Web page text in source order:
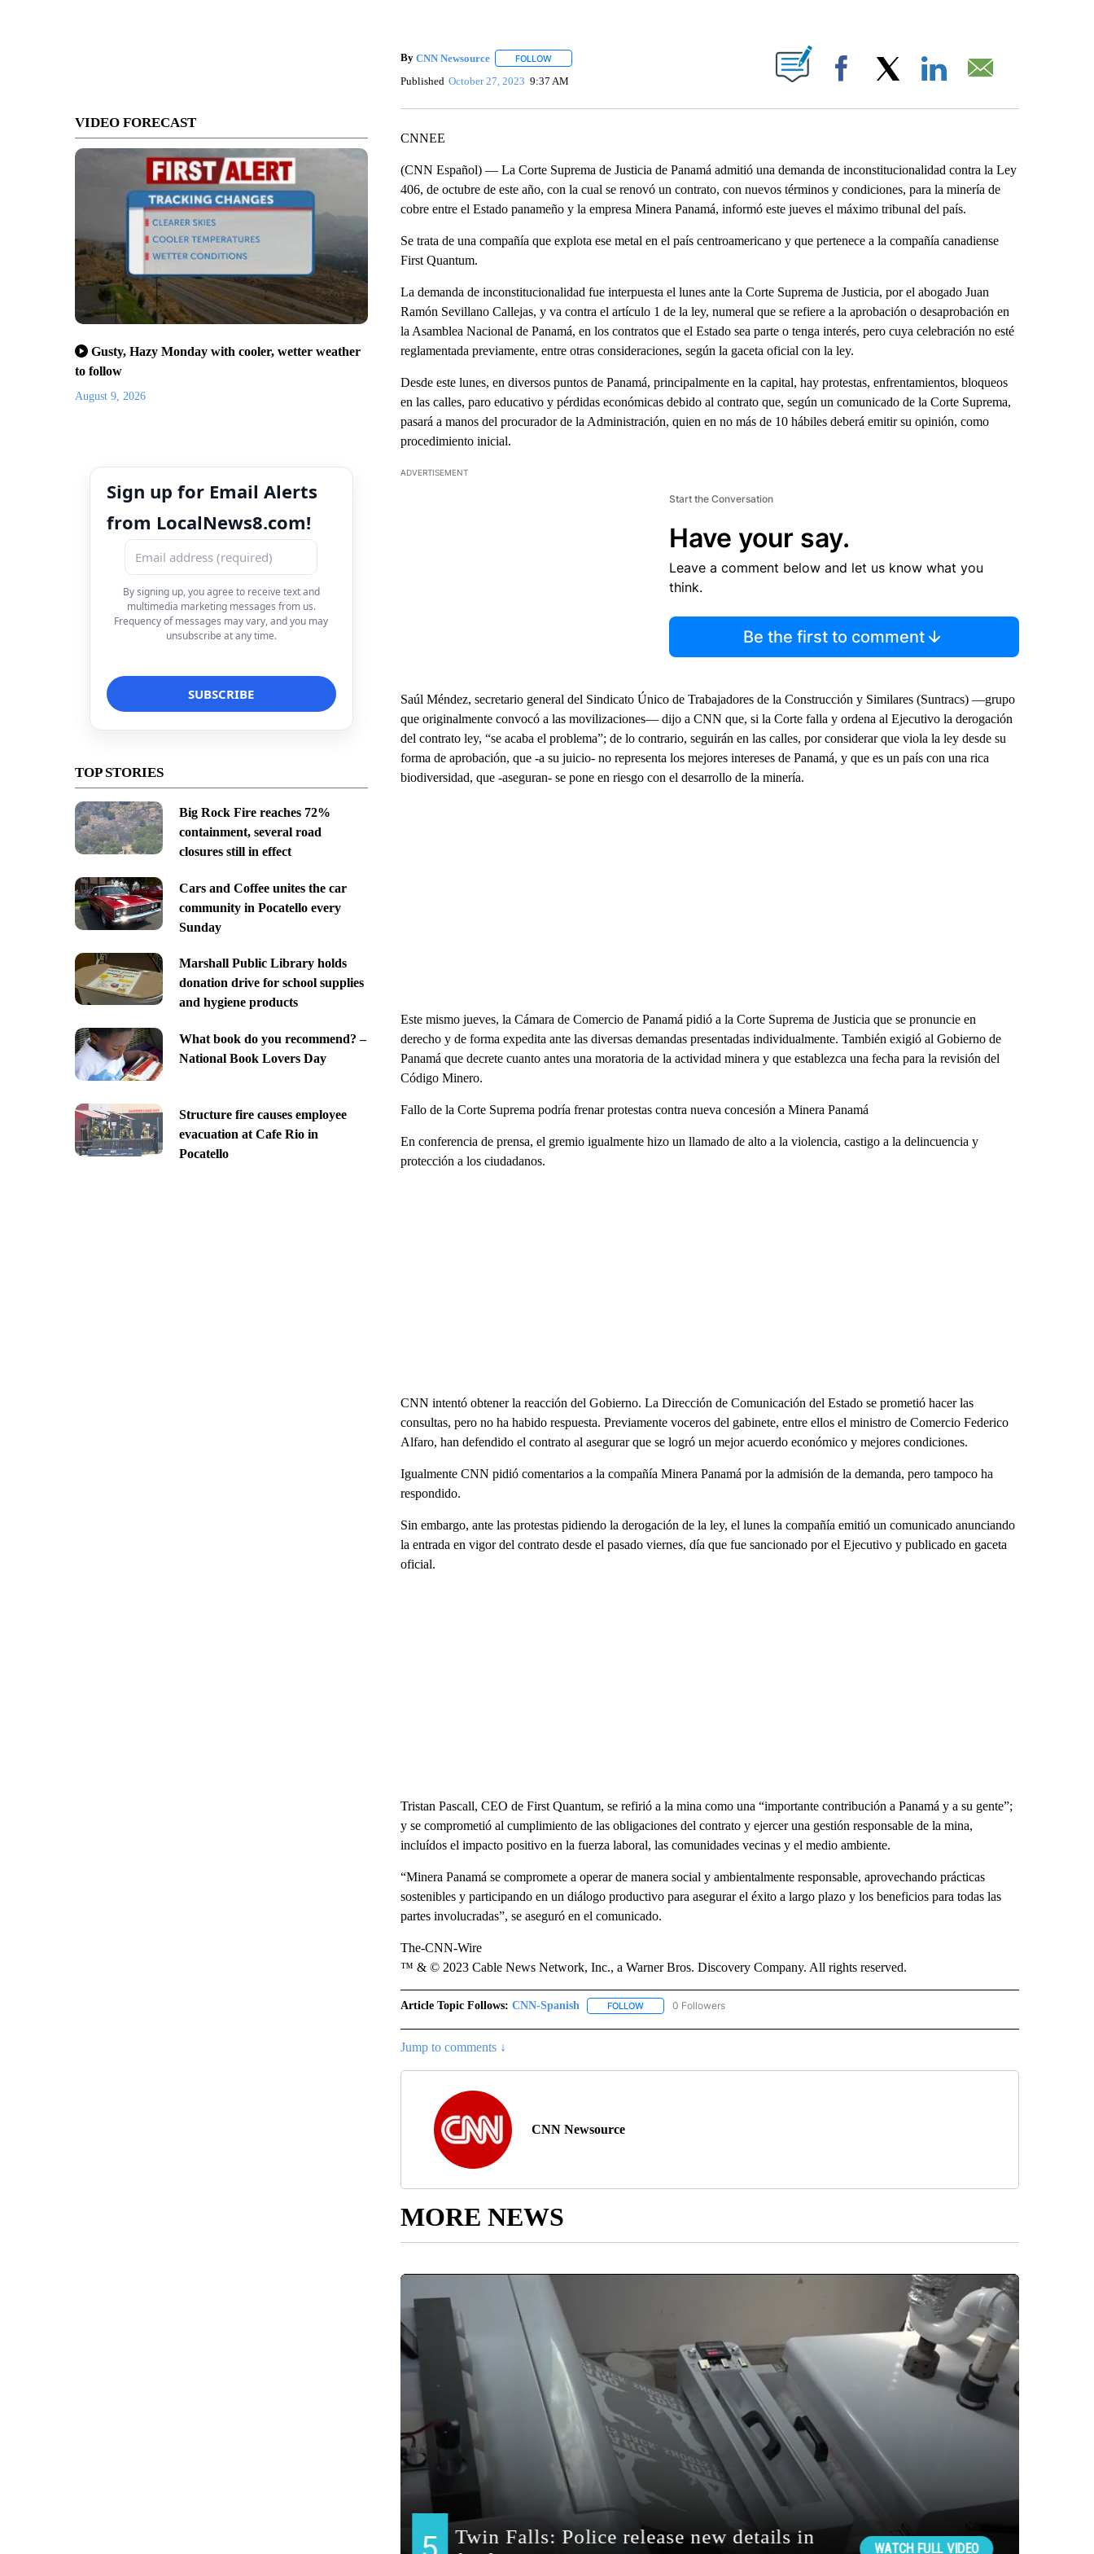
VIDEO FORECAST
Gusty, Hazy Monday with cooler, wetter weather
to follow
August 9, 2026
Sign up for Email Alerts
from LocalNews8.com!
By signing up, you agree to receive text and
multimedia marketing messages from us.
Frequency of messages may vary, and you may
unsubscribe at any time.
TOP STORIES
Big Rock Fire reaches 72%
containment, several road
closures still in effect
Cars and Coffee unites the car
community in Pocatello every
Sunday
Marshall Public Library holds
donation drive for school supplies
and hygiene products
What book do you recommend? –
National Book Lovers Day
Structure fire causes employee
evacuation at Cafe Rio in
Pocatello
By CNN Newsource FOLLOWFOLLOW "" TO RECEIVE NOTIFICATIONS ABOUT NEW PAGES ON "".
Published October 27, 2023 9:37 AM Facebook
CNNEE
(CNN Español) — La Corte Suprema de Justicia de Panamá admitió una demanda de inconstitucionalidad contra la Ley
406, de octubre de este año, con la cual se renovó un contrato, con nuevos términos y condiciones, para la minería de
cobre entre el Estado panameño y la empresa Minera Panamá, informó este jueves el máximo tribunal del país.
Se trata de una compañía que explota ese metal en el país centroamericano y que pertenece a la compañía canadiense
First Quantum.
La demanda de inconstitucionalidad fue interpuesta el lunes ante la Corte Suprema de Justicia, por el abogado Juan
Ramón Sevillano Callejas, y va contra el artículo 1 de la ley, numeral que se refiere a la aprobación o desaprobación en
la Asamblea Nacional de Panamá, en los contratos que el Estado sea parte o tenga interés, pero cuya celebración no esté
reglamentada previamente, entre otras consideraciones, según la gaceta oficial con la ley.
Desde este lunes, en diversos puntos de Panamá, principalmente en la capital, hay protestas, enfrentamientos, bloqueos
en las calles, paro educativo y pérdidas económicas debido al contrato que, según un comunicado de la Corte Suprema,
pasará a manos del procurador de la Administración, quien en no más de 10 hábiles deberá emitir su opinión, como
procedimiento inicial.
ADVERTISEMENT
Start the Conversation
Have your say.
Leave a comment below and let us know what you
think.
Be the first to comment
Saúl Méndez, secretario general del Sindicato Único de Trabajadores de la Construcción y Similares (Suntracs) —grupo
que originalmente convocó a las movilizaciones— dijo a CNN que, si la Corte falla y ordena al Ejecutivo la derogación
del contrato ley, “se acaba el problema”; de lo contrario, seguirán en las calles, por considerar que viola la ley desde su
forma de aprobación, que -a su juicio- no representa los mejores intereses de Panamá, y que es un país con una rica
biodiversidad, que -aseguran- se pone en riesgo con el desarrollo de la minería.
Este mismo jueves, la Cámara de Comercio de Panamá pidió a la Corte Suprema de Justicia que se pronuncie en
derecho y de forma expedita ante las diversas demandas presentadas individualmente. También exigió al Gobierno de
Panamá que decrete cuanto antes una moratoria de la actividad minera y que establezca una fecha para la revisión del
Código Minero.
Fallo de la Corte Suprema podría frenar protestas contra nueva concesión a Minera Panamá
En conferencia de prensa, el gremio igualmente hizo un llamado de alto a la violencia, castigo a la delincuencia y
protección a los ciudadanos.
CNN intentó obtener la reacción del Gobierno. La Dirección de Comunicación del Estado se prometió hacer las
consultas, pero no ha habido respuesta. Previamente voceros del gabinete, entre ellos el ministro de Comercio Federico
Alfaro, han defendido el contrato al asegurar que se logró un mejor acuerdo económico y mejores condiciones.
Igualmente CNN pidió comentarios a la compañía Minera Panamá por la admisión de la demanda, pero tampoco ha
respondido.
Sin embargo, ante las protestas pidiendo la derogación de la ley, el lunes la compañía emitió un comunicado anunciando
la entrada en vigor del contrato desde el pasado viernes, día que fue sancionado por el Ejecutivo y publicado en gaceta
oficial.
Tristan Pascall, CEO de First Quantum, se refirió a la mina como una “importante contribución a Panamá y a su gente”;
y se comprometió al cumplimiento de las obligaciones del contrato y ejercer una gestión responsable de la mina,
incluídos el impacto positivo en la fuerza laboral, las comunidades vecinas y el medio ambiente.
“Minera Panamá se compromete a operar de manera social y ambientalmente responsable, aprovechando prácticas
sostenibles y participando en un diálogo productivo para asegurar el éxito a largo plazo y los beneficios para todas las
partes involucradas”, se aseguró en el comunicado.
The-CNN-Wire
™ & © 2023 Cable News Network, Inc., a Warner Bros. Discovery Company. All rights reserved.
Article Topic Follows: CNN-Spanish FOLLOWFOLLOW "CNN-SPANISH" TO RECEIVE NOTIFICATIONS ABOUT NEW PAGES ON "CNN-SPANISH".
0 Followers
Jump to comments ↓
CNN Newsource
MORE NEWS